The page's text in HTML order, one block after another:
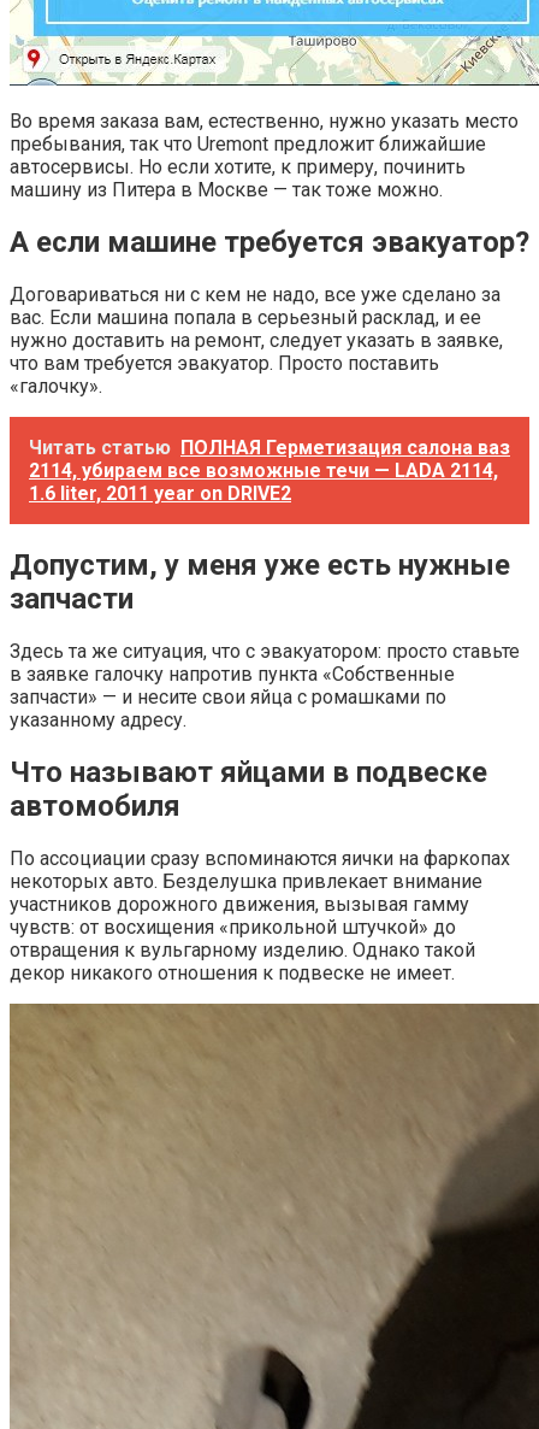
Во время заказа вам, естественно, нужно указать место
пребывания, так что Uremont предложит ближайшие
автосервисы. Но если хотите, к примеру, починить
машину из Питера в Москве — так тоже можно.
А если машине требуется эвакуатор?
Договариваться ни с кем не надо, все уже сделано за
вас. Если машина попала в серьезный расклад, и ее
нужно доставить на ремонт, следует указать в заявке,
что вам требуется эвакуатор. Просто поставить
«галочку».
Читать статью ПОЛНАЯ Герметизация салона ваз
2114, убираем все возможные течи — LADA 2114,
1.6 liter, 2011 year on DRIVE2
Допустим, у меня уже есть нужные
запчасти
Здесь та же ситуация, что с эвакуатором: просто ставьте
в заявке галочку напротив пункта «Собственные
запчасти» — и несите свои яйца с ромашками по
указанному адресу.
Что называют яйцами в подвеске
автомобиля
По ассоциации сразу вспоминаются яички на фаркопах
некоторых авто. Безделушка привлекает внимание
участников дорожного движения, вызывая гамму
чувств: от восхищения «прикольной штучкой» до
отвращения к вульгарному изделию. Однако такой
декор никакого отношения к подвеске не имеет.